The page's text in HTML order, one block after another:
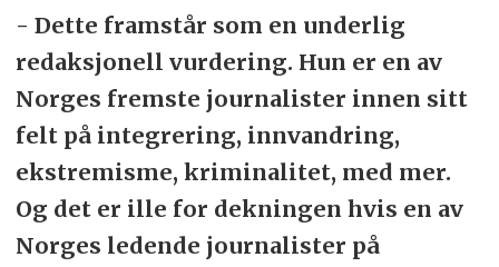
- Dette framstår som en underlig
redaksjonell vurdering. Hun er en av
Norges fremste journalister innen sitt
felt på integrering, innvandring,
ekstremisme, kriminalitet, med mer.
Og det er ille for dekningen hvis en av
Norges ledende journalister på